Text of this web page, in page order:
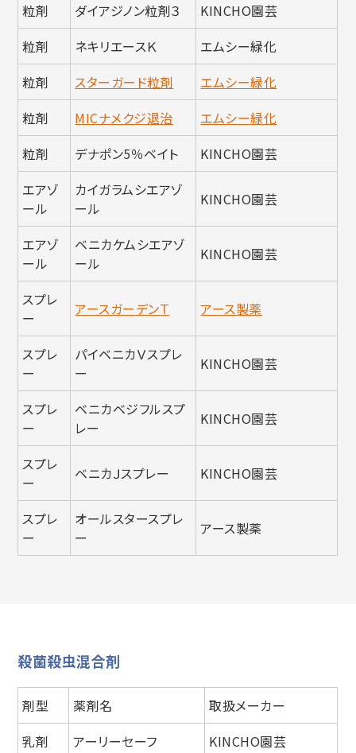
粒剤 ダイアジノン粒剤３
KINCHO園芸
粒剤
ネキリエースＫ
エムシー緑化
粒剤
スターガード粒剤
エムシー緑化
粒剤
MICナメクジ退治
エムシー緑化
粒剤
デナポン5％ベイト
KINCHO園芸
エアゾ
ール
カイガラムシエアゾ
ール
KINCHO園芸
エアゾ
ール
ベニカケムシエアゾ
ール
KINCHO園芸
スプレ
ー
アースガーデンＴ アース製薬
スプレ
ー
パイベニカＶスプレ
ー
KINCHO園芸
スプレ
ー
ベニカベジフルスプ
レー
KINCHO園芸
スプレ
ー
ベニカＪスプレー KINCHO園芸
スプレ
ー
オールスタースプレ
ー
アース製薬
殺菌殺虫混合剤
剤型 薬剤名
取扱メーカー
乳剤
アーリーセーフ
KINCHO園芸